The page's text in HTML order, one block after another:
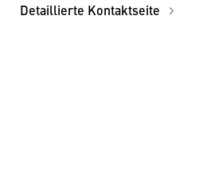
Detaillierte Kontaktseite